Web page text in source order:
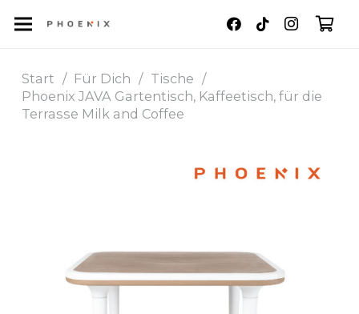
Start / Für Dich / Tische /
Phoenix JAVA Gartentisch, Kaffeetisch, für die
Terrasse Milk and Coffee